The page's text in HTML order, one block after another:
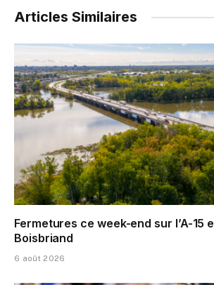
Articles Similaires
Fermetures ce week-end sur l’A-15
Boisbriand
6 août 2026